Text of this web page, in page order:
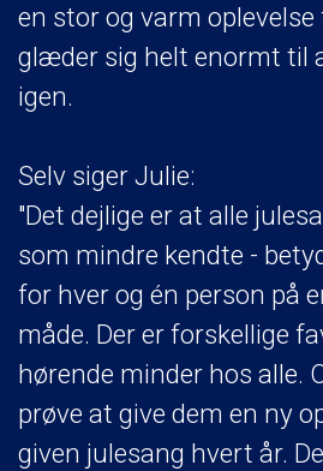
en stor og varm
glæder sig helt enormt til
igen.
Selv siger Julie:
"Det dejlige er at alle
som mindre kendte -
for hver og én person på
måde. Der er forskellige
hørende minder hos alle.
prøve at give dem en ny
given julesang hvert år.